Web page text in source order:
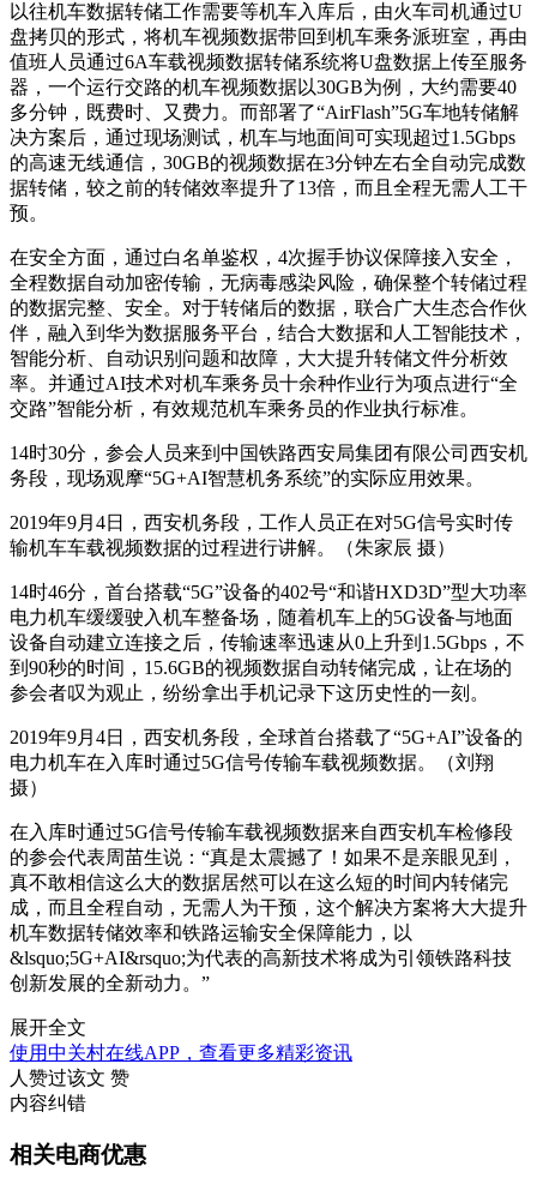
以往机车数据转储工作需要等机车入库后，由火车司机通过U
盘拷贝的形式，将机车视频数据带回到机车乘务派班室，再由
值班人员通过6A车载视频数据转储系统将U盘数据上传至服务
器，一个运行交路的机车视频数据以30GB为例，大约需要40
多分钟，既费时、又费力。而部署了“AirFlash”5G车地转储解
决方案后，通过现场测试，机车与地面间可实现超过1.5Gbps
的高速无线通信，30GB的视频数据在3分钟左右全自动完成数
据转储，较之前的转储效率提升了13倍，而且全程无需人工干
预。
在安全方面，通过白名单鉴权，4次握手协议保障接入安全，
全程数据自动加密传输，无病毒感染风险，确保整个转储过程
的数据完整、安全。对于转储后的数据，联合广大生态合作伙
伴，融入到华为数据服务平台，结合大数据和人工智能技术，
智能分析、自动识别问题和故障，大大提升转储文件分析效
率。并通过AI技术对机车乘务员十余种作业行为项点进行“全
交路”智能分析，有效规范机车乘务员的作业执行标准。
14时30分，参会人员来到中国铁路西安局集团有限公司西安机
务段，现场观摩“5G+AI智慧机务系统”的实际应用效果。
2019年9月4日，西安机务段，工作人员正在对5G信号实时传
输机车车载视频数据的过程进行讲解。（朱家辰 摄）
14时46分，首台搭载“5G”设备的402号“和谐HXD3D”型大功率
电力机车缓缓驶入机车整备场，随着机车上的5G设备与地面
设备自动建立连接之后，传输速率迅速从0上升到1.5Gbps，不
到90秒的时间，15.6GB的视频数据自动转储完成，让在场的
参会者叹为观止，纷纷拿出手机记录下这历史性的一刻。
2019年9月4日，西安机务段，全球首台搭载了“5G+AI”设备的
电力机车在入库时通过5G信号传输车载视频数据。（刘翔
摄）
在入库时通过5G信号传输车载视频数据来自西安机车检修段
的参会代表周苗生说：“真是太震撼了！如果不是亲眼见到，
真不敢相信这么大的数据居然可以在这么短的时间内转储完
成，而且全程自动，无需人为干预，这个解决方案将大大提升
机车数据转储效率和铁路运输安全保障能力，以
&lsquo;5G+AI&rsquo;为代表的高新技术将成为引领铁路科技
创新发展的全新动力。”
展开全文
使用中关村在线APP，查看更多精彩资讯
人赞过该文 赞
内容纠错
相关电商优惠